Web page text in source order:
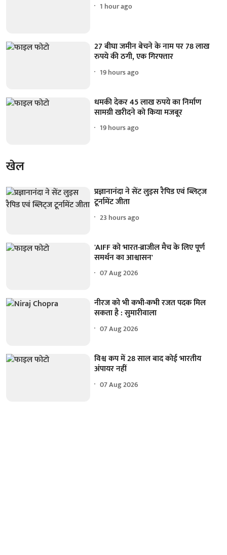
1 hour ago
27 बीघा जमीन बेचने के नाम पर 78 लाख
रुपये की ठगी, एक गिरफ्तार
19 hours ago
धमकी देकर 45 लाख रुपये का निर्माण
सामग्री खरीदने को किया मजबूर
19 hours ago
खेल
प्रज्ञानानंदा ने सेंट लुइस रैपिड एवं ब्लिट्ज
टूर्नामेंट जीता
23 hours ago
'AIFF को भारत-ब्राजील मैच के लिए पूर्ण
समर्थन का आश्वासन'
07 Aug 2026
नीरज को भी कभी-कभी रजत पदक मिल
सकता है : सुमारीवाला
07 Aug 2026
विश्व कप में 28 साल बाद कोई भारतीय
अंपायर नहीं
07 Aug 2026